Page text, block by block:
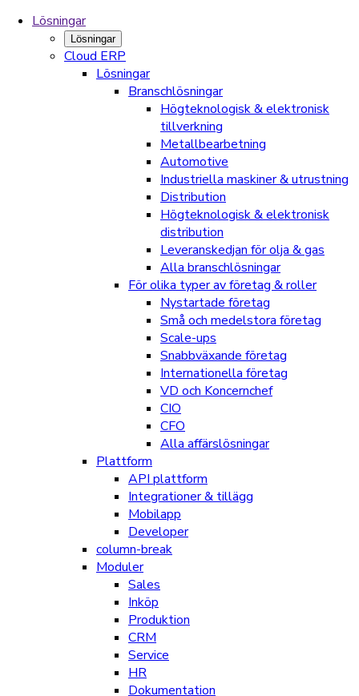
Lösningar
Lösningar
Cloud ERP
Lösningar
Branschlösningar
Högteknologisk & elektronisk
tillverkning
Metallbearbetning
Automotive
Industriella maskiner & utrustning
Distribution
Högteknologisk & elektronisk
distribution
Leveranskedjan för olja & gas
Alla branschlösningar
För olika typer av företag & roller
Nystartade företag
Små och medelstora företag
Scale-ups
Snabbväxande företag
Internationella företag
VD och Koncernchef
CIO
CFO
Alla affärslösningar
Plattform
API plattform
Integrationer & tillägg
Mobilapp
Developer
column-break
Moduler
Sales
Inköp
Produktion
CRM
Service
HR
Dokumentation